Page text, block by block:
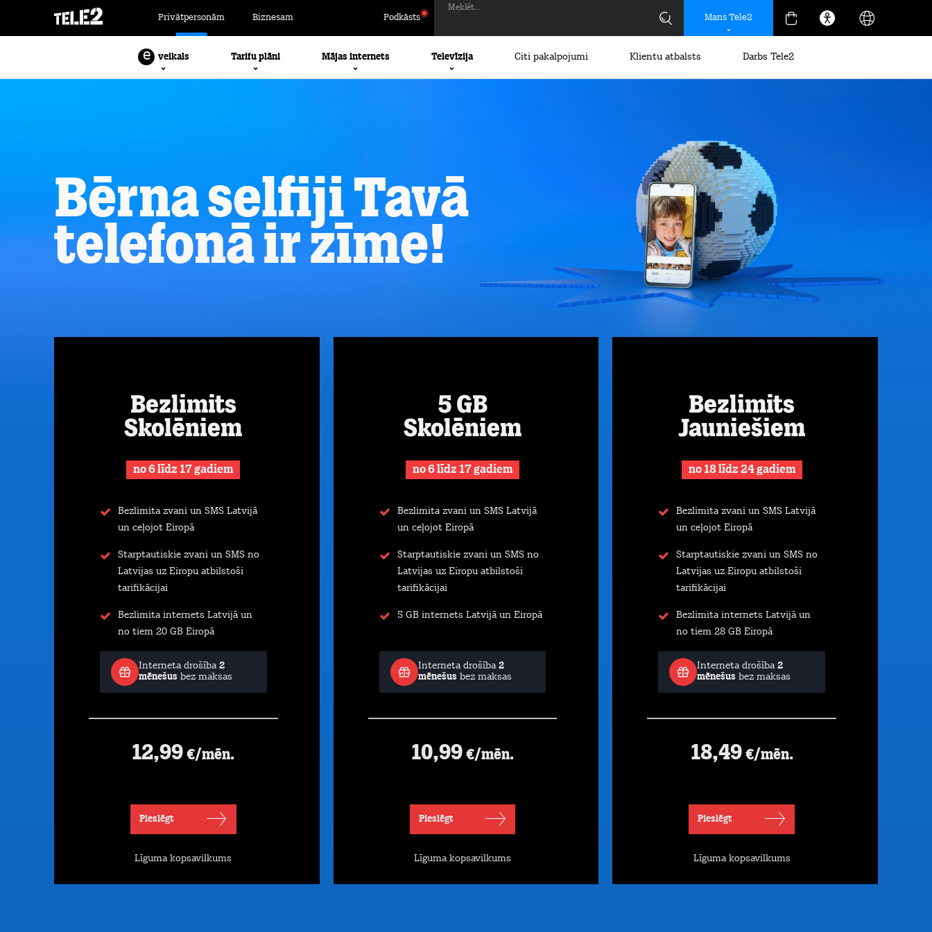
Privātpersonām Biznesam Podkāsts
Meklēt...
Mans Tele2
e veikals Tarifu plāni Mājas internets Televīzija Citi pakalpojumi Klientu atbalsts Darbs Tele2
Bērna selfiji Tavā
telefonā ir zīme!
Bezlimits
Skolēniem
no 6 līdz 17 gadiem
Bezlimita zvani un SMS Latvijā
un ceļojot Eiropā
Starptautiskie zvani un SMS no
Latvijas uz Eiropu atbilstoši
tarifikācijai
Bezlimita internets Latvijā un
no tiem 20 GB Eiropā
Interneta drošība 2
mēnešus bez maksas
12,99€/mēn.
Pieslēgt
Līguma kopsavilkums
5 GB
Skolēniem
no 6 līdz 17 gadiem
Bezlimita zvani un SMS Latvijā
un ceļojot Eiropā
Starptautiskie zvani un SMS no
Latvijas uz Eiropu atbilstoši
tarifikācijai
5 GB internets Latvijā un Eiropā
Interneta drošība 2
mēnešusbez maksas
10,99 €/mēn.
Pieslēgt
Līguma kopsavilkums
Bezlimits
Jauniešiem
no 18 līdz 24 gadiem
Bezlimita zvani un SMS Latvijā
un ceļojot Eiropā
Starptautiskie zvani un SMS no
Latvijas uz Eiropu atbilstoši
tarifikācijai
Bezlimita internets Latvijā un
no tiem 28 GB Eiropā
Interneta drošība2
mēnešus bez maksas
18,49 €/mēn.
Pieslēgt
Līguma kopsavilkums